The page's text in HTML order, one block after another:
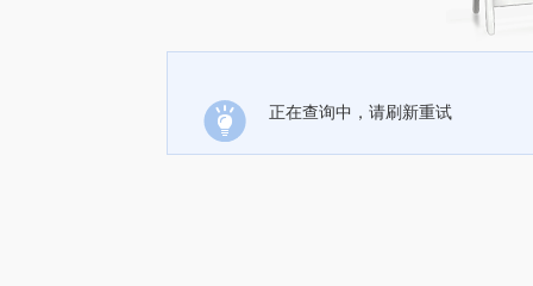
正在查询中，请刷新重试